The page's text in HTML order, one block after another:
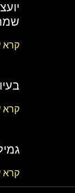
קרא
קרא
קרא